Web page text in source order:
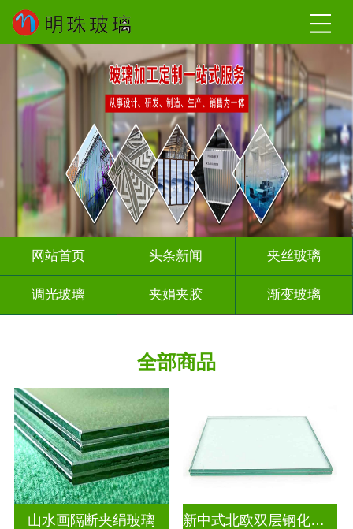
网站首页 头条新闻 夹丝玻璃
调光玻璃 夹娟夹胶 渐变玻璃
全部商品
山水画隔断夹绢玻璃 新中式北欧双层钢化夹胶